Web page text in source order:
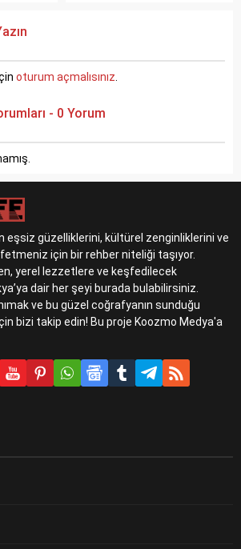
oturum açmalısınız.
- 0 Yorum
eşsiz güzelliklerini, kültürel zenginliklerini ve
için bir rehber niteliği taşıyor.
yerel lezzetlere ve keşfedilecek
dair her şeyi burada bulabilirsiniz.
ve bu güzel coğrafyanın sunduğu
bizi takip edin! Bu proje Koozmo Medya'a